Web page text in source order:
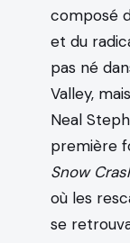
composé
et du
pas né
Valley,
Neal
première
Snow
où les
se